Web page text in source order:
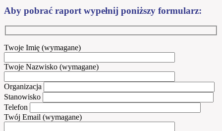
Aby pobrać raport wypełnij poniższy formularz:
Twoje Imię (wymagane)
Twoje Nazwisko (wymagane)
Organizacja
Stanowisko
Telefon
Twój Email (wymagane)